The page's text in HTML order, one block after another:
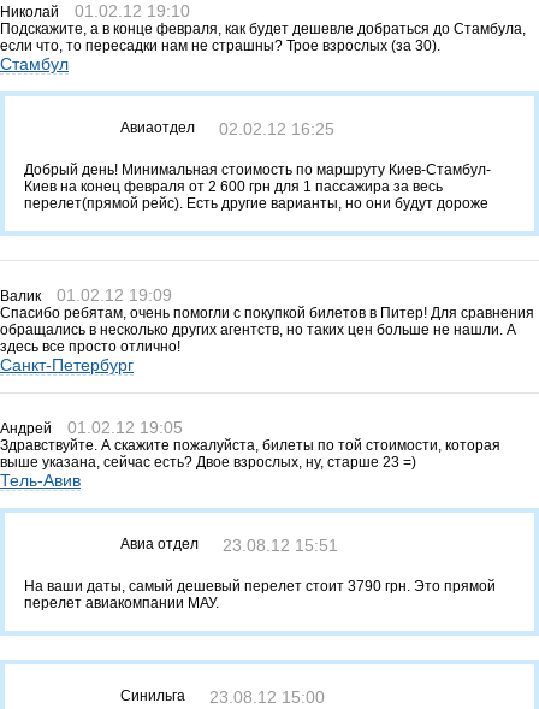
Николай 01.02.12 19:10
Подскажите, а в конце февраля, как будет дешевле добраться до Стамбула,
если что, то пересадки нам не страшны? Трое взрослых (за 30).
Стамбул
Авиаотдел 02.02.12 16:25
Добрый день! Минимальная стоимость по маршруту Киев-Стамбул-
Киев на конец февраля от 2 600 грн для 1 пассажира за весь
перелет(прямой рейс). Есть другие варианты, но они будут дороже
Валик 01.02.12 19:09
Спасибо ребятам, очень помогли с покупкой билетов в Питер! Для сравнения
обращались в несколько других агентств, но таких цен больше не нашли. А
здесь все просто отлично!
Санкт-Петербург
Андрей 01.02.12 19:05
Здравствуйте. А скажите пожалуйста, билеты по той стоимости, которая
выше указана, сейчас есть? Двое взрослых, ну, старше 23 =)
Тель-Авив
Авиа отдел 23.08.12 15:51
На ваши даты, самый дешевый перелет стоит 3790 грн. Это прямой
перелет авиакомпании МАУ.
Синильга 23.08.12 15:00